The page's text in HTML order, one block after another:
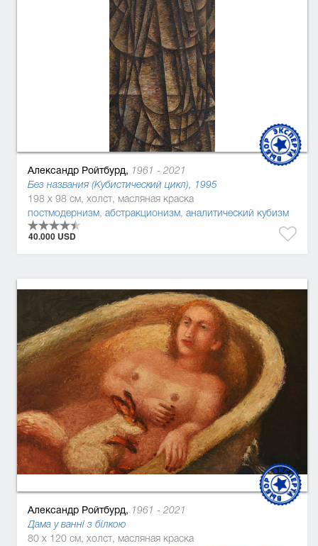
Александр Ройтбурд, 1961 - 2021
Без названия (Кубистический цикл), 1995
198 x 98 см, холст, масляная краска
постмодернизм, абстракционизм, аналитический кубизм
40.000 USD
Александр Ройтбурд, 1961 - 2021
Дама у ванні з білкою
80 x 120 см, холст, масляная краска